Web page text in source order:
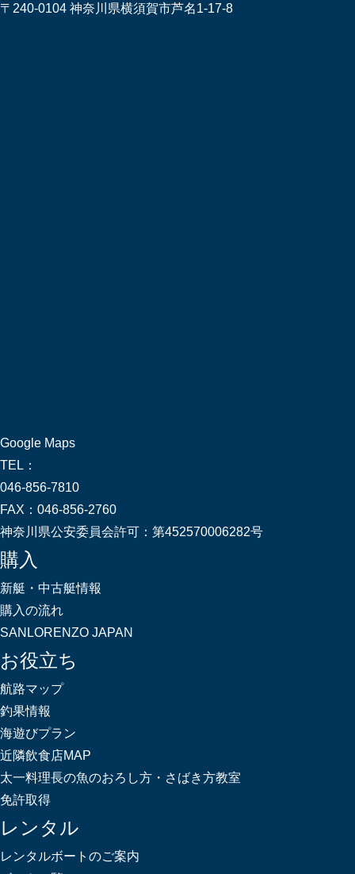
〒240-0104 神奈川県横須賀市芦名1-17-8
Google Maps
TEL：
046-856-7810
FAX： 046-856-2760
神奈川県公安委員会許可： 第452570006282号
購入
新艇・中古艇情報
購入の流れ
SANLORENZO JAPAN
お役立ち
航路マップ
釣果情報
海遊びプラン
近隣飲食店MAP
太一料理長の魚のおろし方・さばき方教室
免許取得
レンタル
レンタルボートのご案内